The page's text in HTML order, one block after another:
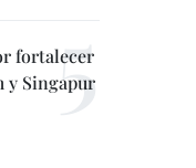
fortalecer
y Singapur